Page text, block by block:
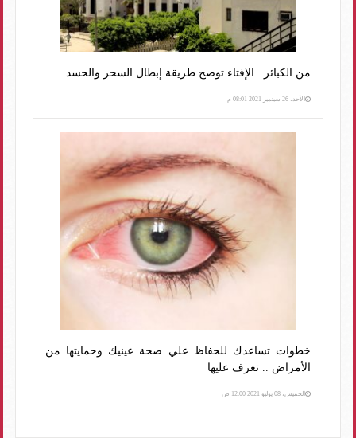
من الكبائر.. الإفتاء توضح طريقة إبطال السحر والحسد
الأحد، 26 سبتمبر 2021 08:01 م
خطوات تساعدك للحفاظ علي صحة عينيك وحمايتها من
الأمراض .. تعرف عليها
الخميس، 08 يوليو 2021 12:00 ص